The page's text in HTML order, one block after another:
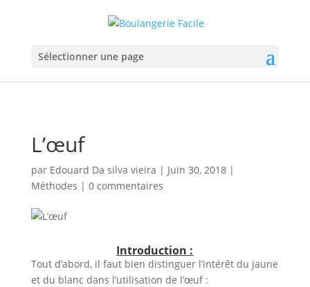
Sélectionner une page
L’œuf
par Edouard Da silva vieira | Juin 30, 2018|
Méthodes | 0 commentaires
Introduction :
Tout d’abord, il faut bien distinguer l’intérêt du jaune
et du blanc dans l’utilisation de l’œuf :